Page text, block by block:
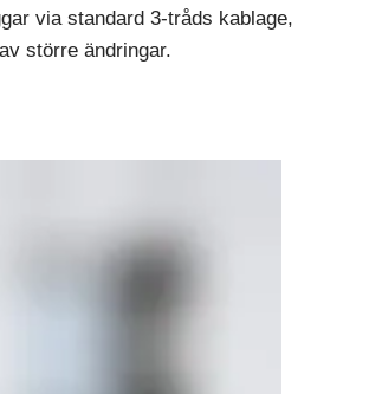
via standard 3-tråds kablage,
större ändringar.